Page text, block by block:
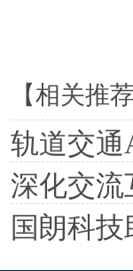
【相关推
轨道交通
深化交流互
国朗科技